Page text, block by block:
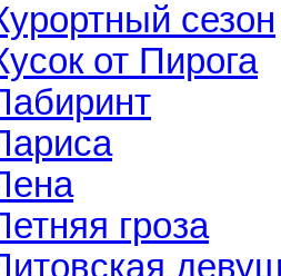
сезон
от Пирога
гроза